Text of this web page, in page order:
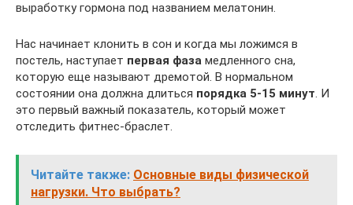
выработку гормона под названием мелатонин.
Нас начинает клонить в сон и когда мы ложимся в
постель, наступает первая фаза медленного сна,
которую еще называют дремотой. В нормальном
состоянии она должна длиться порядка 5-15 минут. И
это первый важный показатель, который может
отследить фитнес-браслет.
Читайте также: Основные виды физической
нагрузки. Что выбрать?